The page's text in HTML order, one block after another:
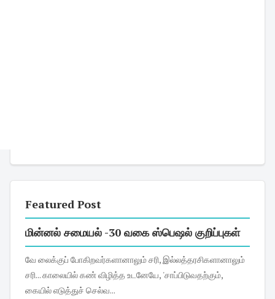
Featured Post
மின்னல் சமையல் -30 வகை ஸ்பெஷல் குறிப்புகள்
வே லைக்குப் போகிறவர்களானாலும் சரி, இல்லத்தரசிகளானாலும்
சரி... காலையில் கண் விழித்த உடனேயே, 'சாப்பிடுவதற்கும்,
கையில் எடுத்துச் செல்வ...